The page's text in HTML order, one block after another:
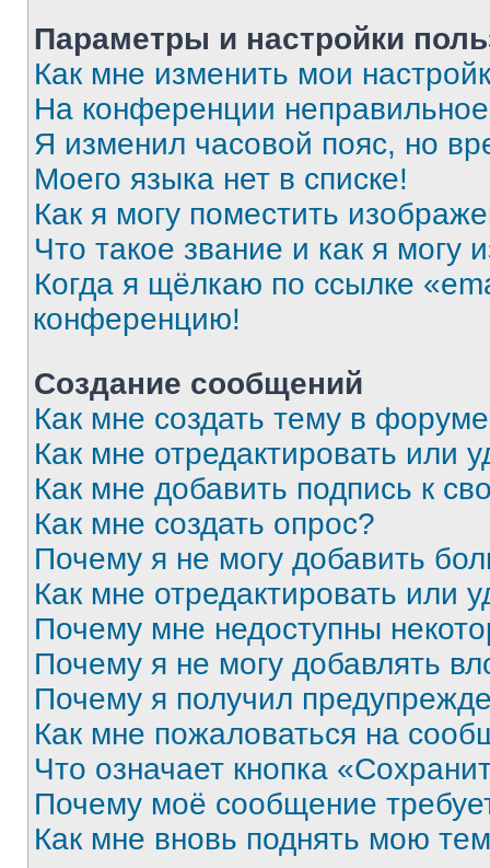
Параметры и настройки
Как мне изменить мои
На конференции
Я изменил часовой пояс, но
Моего языка нет в списке!
Как я могу поместить
Что такое звание и как я могу
Когда я щёлкаю по ссылке
конференцию!
Создание сообщений
Как мне создать тему в
Как мне отредактировать или
Как мне добавить подпись к
Как мне создать опрос?
Почему я не могу добавить
Как мне отредактировать или
Почему мне недоступны
Почему я не могу добавлять
Почему я получил
Как мне пожаловаться на
Что означает кнопка
Почему моё сообщение
Как мне вновь поднять мою